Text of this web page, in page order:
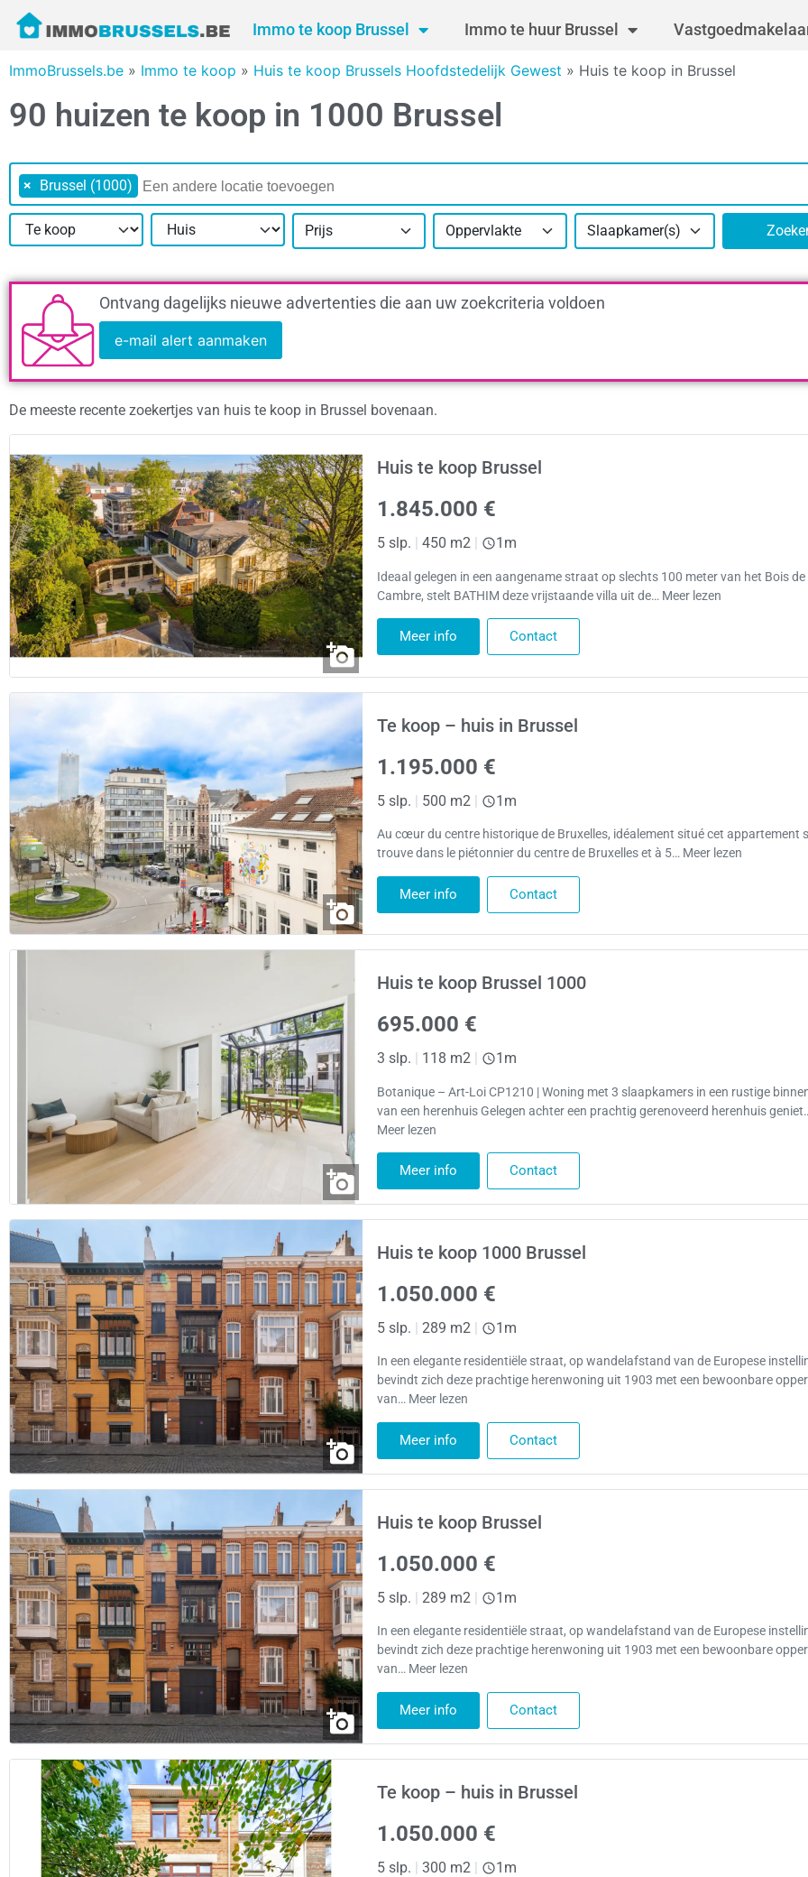
Immo te koop Brussel Immo te huur Brussel
ImmoBrussels.be » Immo te koop » Huis te koop Brussels Hoofdstedelijk Gewest » Huis te koop in Brussel
90 huizen te koop in 1000 Brussel
× Brussel (1000)
Prijs Oppervlakte Slaapkamer(s)
Ontvang dagelijks nieuwe advertenties die aan uw zoekcriteria voldoen
e-mail alert aanmaken
De meeste recente zoekertjes van huis te koop in Brussel bovenaan.
Huis te koop Brussel
1.845.000 €
5 slp. 450 m2 1m
Ideaal gelegen in een aangename straat op slechts 100 meter van het Bois de
Cambre, stelt BATHIM deze vrijstaande villa uit de… Meer lezen
Meer info Contact
Te koop – huis in Brussel
1.195.000 €
5 slp. | 500 m2 | 1m
Au cœur du centre historique de Bruxelles, idéalement situé cet appartement
trouve dans le piétonnier du centre de Bruxelles et à 5… Meer lezen
Meer info Contact
Huis te koop Brussel 1000
695.000 €
3 slp. 118 m2 1m
Botanique – Art-Loi CP1210 | Woning met 3 slaapkamers in een rustige
van een herenhuis Gelegen achter een prachtig gerenoveerd herenhuis
Meer lezen
Meer info Contact
Huis te koop 1000 Brussel
1.050.000 €
5 slp. | 289 m2 | 1m
In een elegante residentiële straat, op wandelafstand van de Europese
bevindt zich deze prachtige herenwoning uit 1903 met een bewoonbare
van… Meer lezen
Meer info Contact
Huis te koop Brussel
1.050.000 €
5 slp. | 289 m2 | 1m
In een elegante residentiële straat, op wandelafstand van de Europese
bevindt zich deze prachtige herenwoning uit 1903 met een bewoonbare
van… Meer lezen
Meer info Contact
Te koop – huis in Brussel
1.050.000 €
5 slp. | 300 m2 | 1m